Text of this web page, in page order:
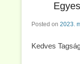
Posted on 2023.
Kedves